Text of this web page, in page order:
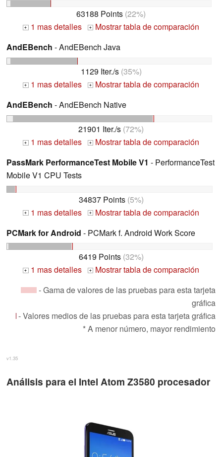
63188 Points (22%)
+ 1 mas detalles +
Mostrar tabla de comparación
AndEBench - AndEBench Java
1129 Iter./s(35%)
+ 1 mas detalles +
Mostrar tabla de comparación
AndEBench - AndEBench Native
21901 Iter./s (72%)
+ 1 mas detalles +
Mostrar tabla de comparación
PassMark PerformanceTest Mobile V1 - PerformanceTest
Mobile V1 CPU Tests
34837 Points(5%)
+ 1 mas detalles +
Mostrar tabla de comparación
PCMark for Android - PCMark f. Android Work Score
6419 Points(32%)
+ 1 mas detalles +
Mostrar tabla de comparación
- Gama de valores de las pruebas para esta tarjeta
gráfica
- Valores medios de las pruebas para esta tarjeta gráfica
* A menor número, mayor rendimiento
v1.35
Análisis para el Intel Atom Z3580 procesador